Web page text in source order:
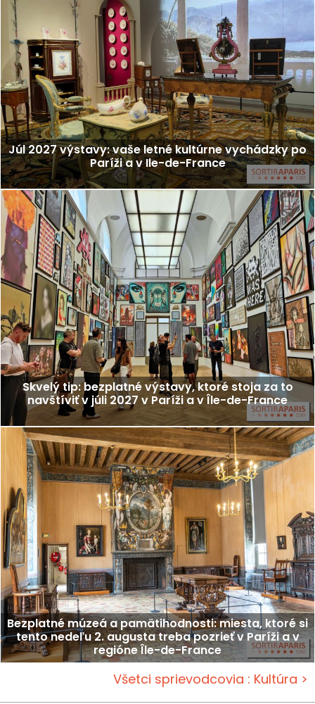
Júl 2027 výstavy: vaše letné kultúrne vychádzky po
Paríži a v Ile-de-France
Skvelý tip: bezplatné výstavy, ktoré stoja za to
navštíviť v júli 2027 v Paríži a v Île-de-France
Bezplatné múzeá a pamätihodnosti: miesta, ktoré si
tento nedeľu 2. augusta treba pozrieť v Paríži a v
regióne Île-de-France
Všetci sprievodcovia : Kultúra >